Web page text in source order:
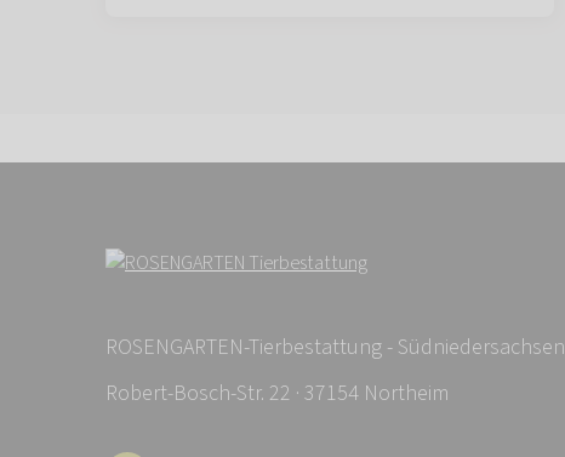
ROSENGARTEN-Tierbestattung - Südniedersachsen
Robert-Bosch-Str. 22 · 37154 Northeim